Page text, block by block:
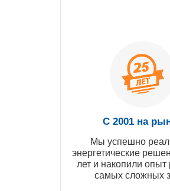
С 2001 на
Мы успешно
энергетические
лет и накопили
самых сложных